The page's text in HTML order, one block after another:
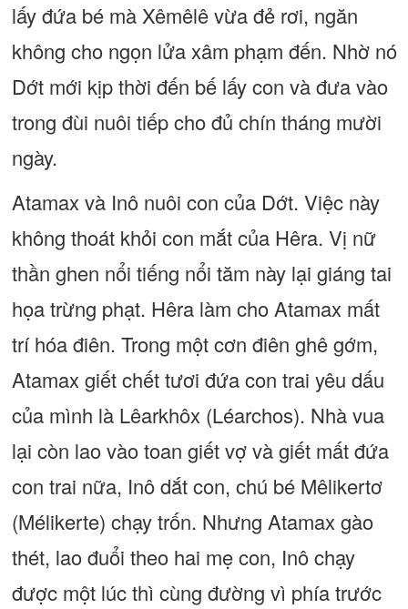
lấy đứa bé mà Xêmêlê vừa đẻ rơi, ngăn
không cho ngọn lửa xâm phạm đến. Nhờ nó
Dớt mới kịp thời đến bế lấy con và đưa vào
trong đùi nuôi tiếp cho đủ chín tháng mười
ngày.
Atamax và Inô nuôi con của Dớt. Việc này
không thoát khỏi con mắt của Hêra. Vị nữ
thần ghen nổi tiếng nổi tăm này lại giáng tai
họa trừng phạt. Hêra làm cho Atamax mất
trí hóa điên. Trong một cơn điên ghê gớm,
Atamax giết chết tươi đứa con trai yêu dấu
của mình là Lêarkhôx (Léarchos). Nhà vua
lại còn lao vào toan giết vợ và giết mất đứa
con trai nữa, Inô dắt con, chú bé Mêlikertơ
(Mélikerte) chạy trốn. Nhưng Atamax gào
thét, lao đuổi theo hai mẹ con, Inô chạy
được một lúc thì cùng đường vì phía trước